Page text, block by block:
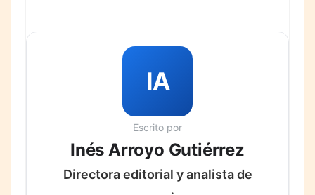
IA
Escrito por
Inés Arroyo Gutiérrez
Directora editorial y analista de